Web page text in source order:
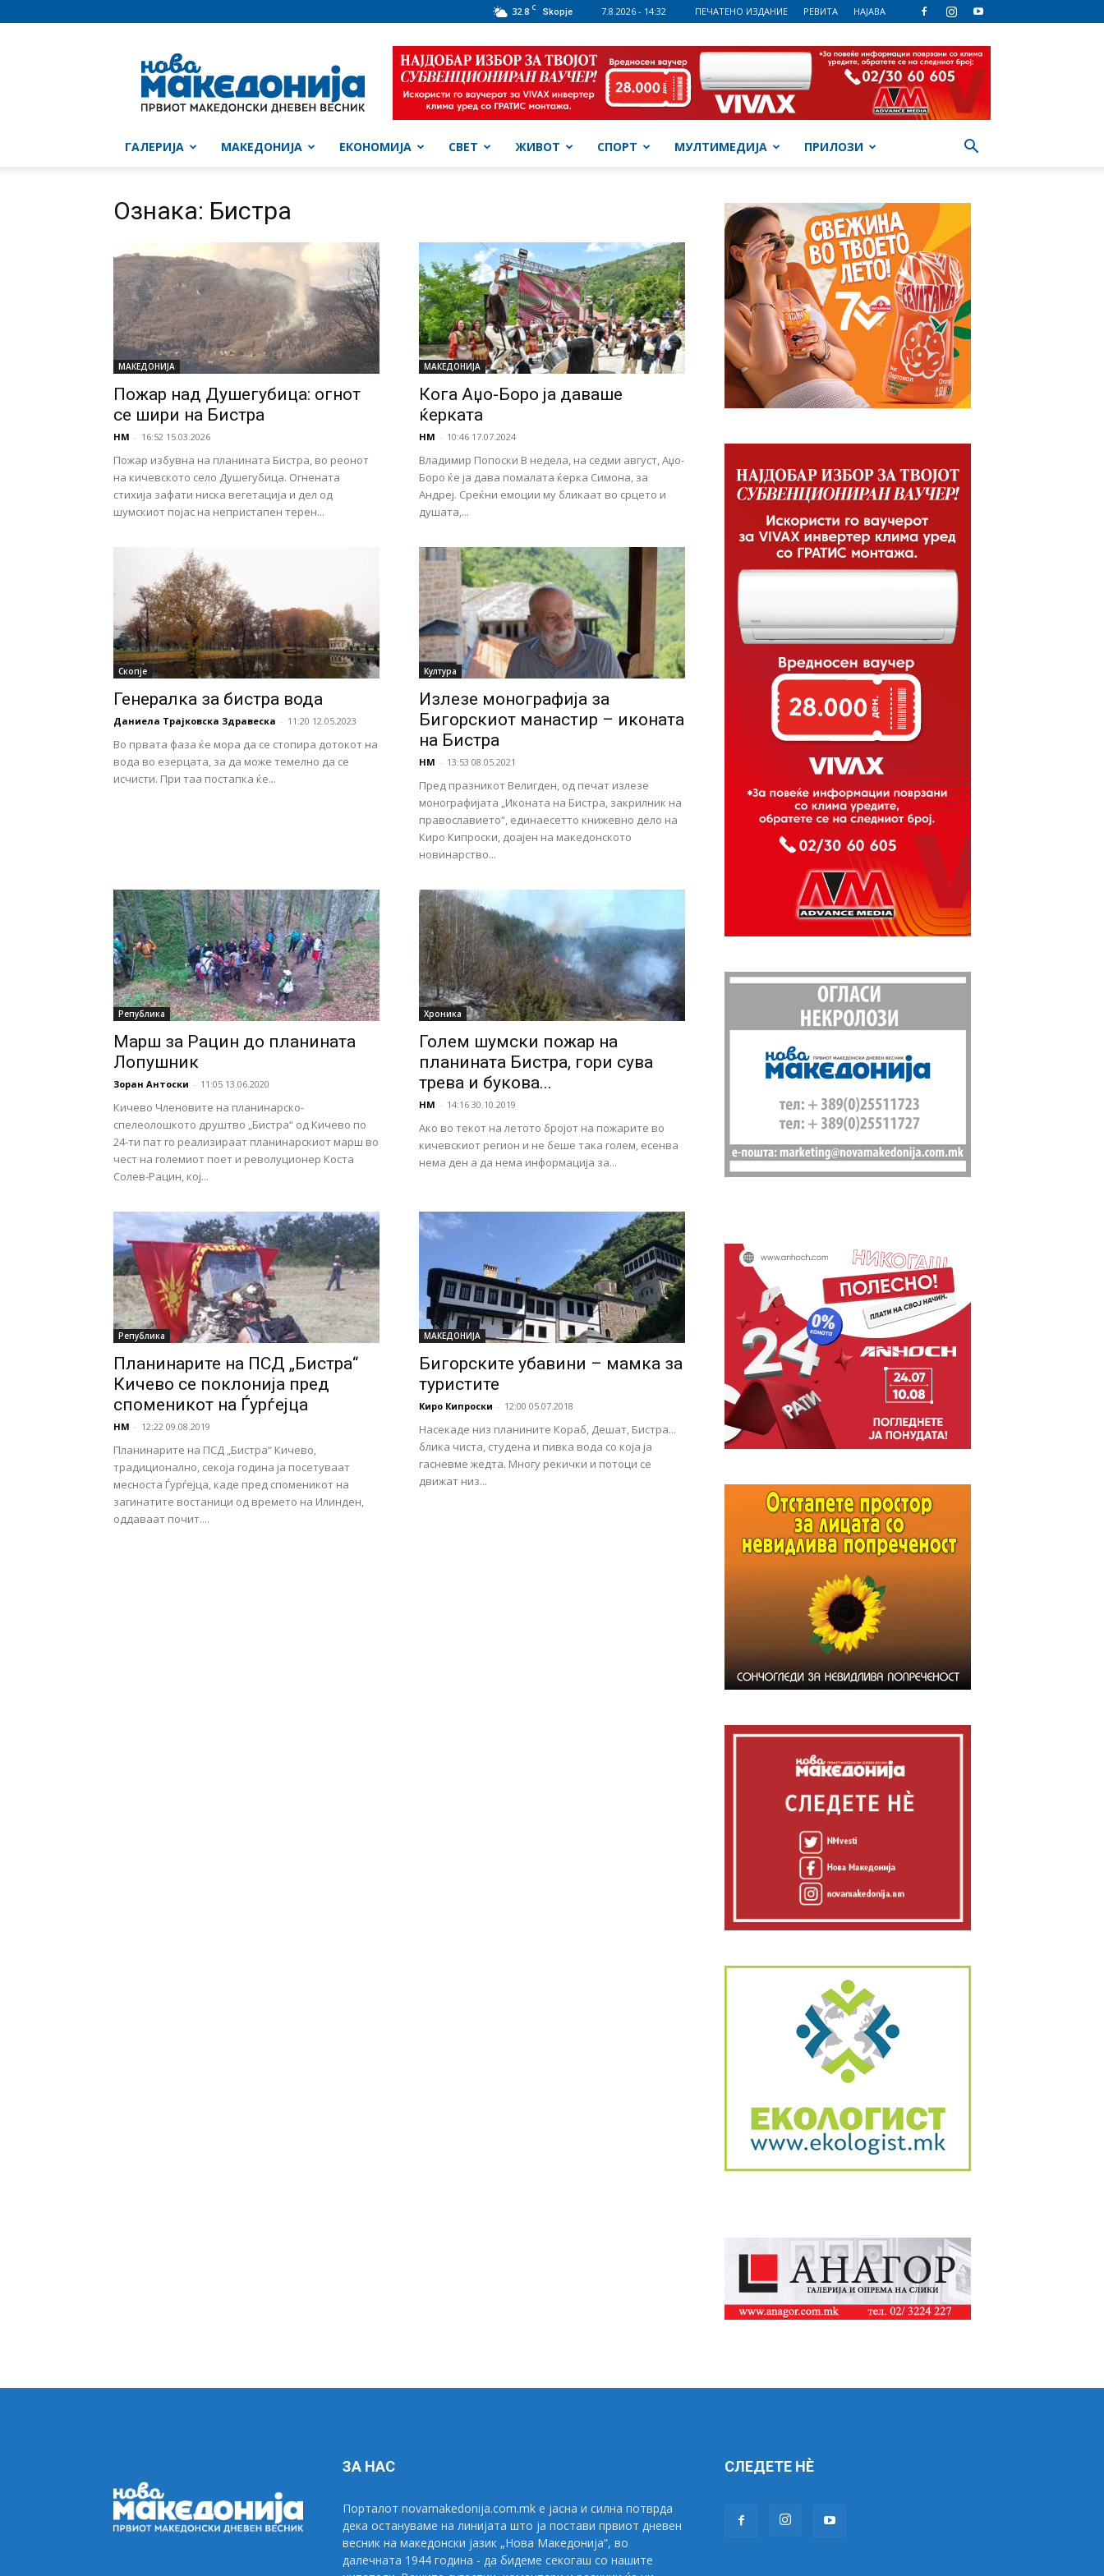
32.8 C Skopje 7.8.2026 - 14:32 ПЕЧАТЕНО ИЗДАНИЕ РЕВИТА НАЈАВА
Македонија
ГАЛЕРИЈА МАКЕДОНИЈА ЕКОНОМИЈА СВЕТ ЖИВОТ СПОРТ МУЛТИМЕДИЈА ПРИЛОЗИ
Ознака: Бистра
МАКЕДОНИЈА
Пожар над Душегубица: огнот
се шири на Бистра
НМ - 16:52 15.03.2026
Пожар избувна на планината Бистра, во реонот
на кичевското село Душегубица. Огнената
стихија зафати ниска вегетација и дел од
шумскиот појас на непристапен терен...
МАКЕДОНИЈА
Кога Аџо-Боро ја даваше
ќерката
НМ - 10:46 17.07.2024
Владимир Попоски В недела, на седми август, Аџо-
Боро ќе ја дава помалата ќерка Симона, за
Андреј. Среќни емоции му бликаат во срцето и
душата,...
Скопје
Генералка за бистра вода
Даниела Трајковска Здравеска - 11:20 12.05.2023
Во првата фаза ќе мора да се стопира дотокот на
вода во езерцата, за да може темелно да се
исчисти. При таа постапка ќе...
Култура
Излезе монографија за
Бигорскиот манастир – иконата
на Бистра
НМ - 13:53 08.05.2021
Пред празникот Велигден, од печат излезе
монографијата „Иконата на Бистра, закрилник на
православието“, единаесетто книжевно дело на
Киро Кипроски, доајен на македонското
новинарство...
Република
Марш за Рацин до планината
Лопушник
Зоран Антоски - 11:05 13.06.2020
Кичево Членовите на планинарско-
спелеолошкото друштво „Бистра“ од Кичево по
24-ти пат го реализираат планинарскиот марш во
чест на големиот поет и револуционер Коста
Солев-Рацин, кој...
Хроника
Голем шумски пожар на
планината Бистра, гори сува
трева и букова...
НМ - 14:16 30.10.2019
Ако во текот на летото бројот на пожарите во
кичевскиот регион и не беше така голем, есенва
нема ден а да нема информација за...
Република
Планинарите на ПСД „Бистра“
Кичево се поклонија пред
споменикот на Ѓурѓејца
НМ - 12:22 09.08.2019
Планинарите на ПСД „Бистра“ Кичево,
традиционално, секоја година ја посетуваат
месноста Ѓурѓејца, каде пред споменикот на
загинатите востаници од времето на Илинден,
оддаваат почит....
МАКЕДОНИЈА
Бигорските убавини – мамка за
туристите
Киро Кипроски - 12:00 05.07.2018
Насекаде низ планините Кораб, Дешат, Бистра...
блика чиста, студена и пивка вода со која ја
гасневме жедта. Многу рекички и потоци се
движат низ...
ЗА НАС
Порталот novamakedonija.com.mk е јасна и силна потврда
дека остануваме на линијата што ја постави првиот дневен
весник на македонски јазик „Нова Македонија“, во
далечната 1944 година - да бидеме секогаш со нашите
СЛЕДЕТЕ НÈ